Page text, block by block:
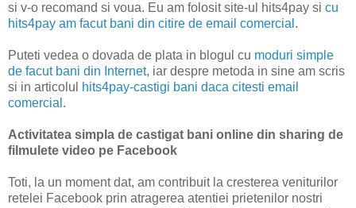
si v-o recomand si voua. Eu am folosit site-ul hits4pay si cu
hits4pay am facut bani din citire de email comercial .
Puteti vedea o dovada de plata in blogul cu moduri simple
de facut bani din Internet, iar despre metoda in sine am scris
si in articolul
hits4pay-castigi bani daca citesti email
comercial .
Activitatea simpla de castigat bani online din sharing de
filmulete video pe Facebook
Toti, la un moment dat, am contribuit la cresterea veniturilor
retelei Facebook prin atragerea atentiei prietenilor nostri